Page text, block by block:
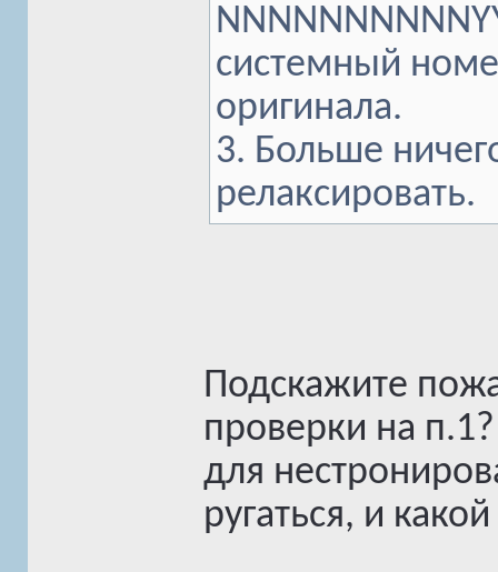
системный
оригинала.
3. Больше
релаксировать.
Подскажите
проверки на
для
ругаться, и